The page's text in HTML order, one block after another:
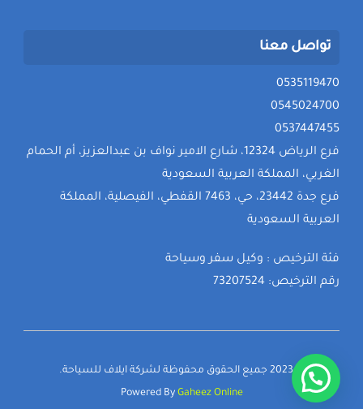
تواصل معنا
0535119470
0545024700
0537447455
فرع الرياض 12324، شارع الامير نواف بن عبدالعزيز، أم الحمام
الغربي، المملكة العربية السعودية
فرع جدة 23442، حي، 7463 القفطي، الفيصلية، المملكة
العربية السعودية
فئة الترخيص : وكيل سفر وسياحة
رقم الترخيص: 73207524
© 2023 جميع الحقوق محفوظة لشركة ايلاف للسياحة.
Powered By Gaheez Online